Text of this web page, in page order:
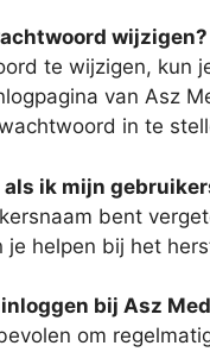
wijzigen?
te wijzigen, kun
van Asz
in te
ik mijn
bent
je helpen bij het
bij Asz
om